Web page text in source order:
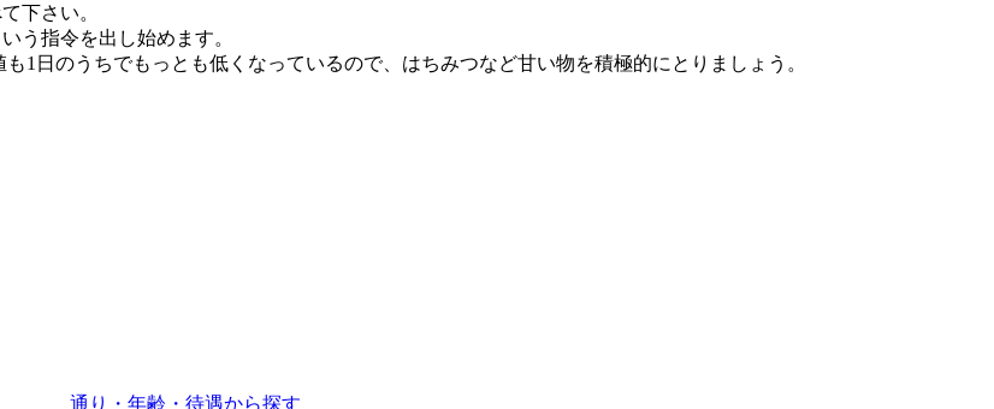
下さい。
う指令を出し始めます。
1日のうちでもっとも低くなっているので、はちみつなど甘い物を積極的にとりましょう。
通り・年齢・待遇から探す